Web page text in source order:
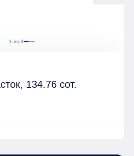
1 из 3
134.76 сот.